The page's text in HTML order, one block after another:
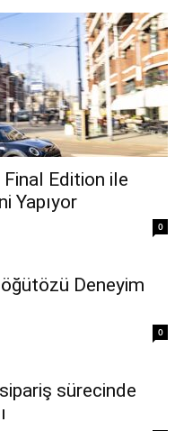
Edition ile
Yapıyor
0
Deneyim
0
sürecinde